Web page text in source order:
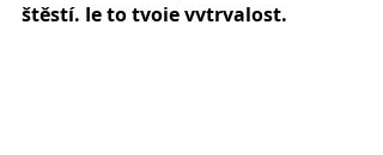
štěstí. Je to tvoje vytrvalost.